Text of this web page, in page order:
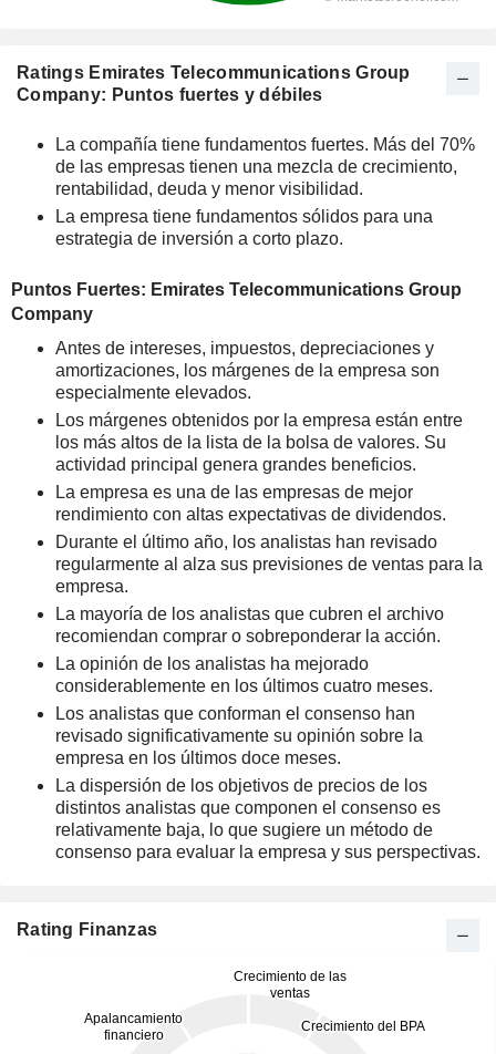
Ratings Emirates Telecommunications Group
Company: Puntos fuertes y débiles
La compañía tiene fundamentos fuertes. Más del 70%
de las empresas tienen una mezcla de crecimiento,
rentabilidad, deuda y menor visibilidad.
La empresa tiene fundamentos sólidos para una
estrategia de inversión a corto plazo.
Puntos Fuertes: Emirates Telecommunications Group
Company
Antes de intereses, impuestos, depreciaciones y
amortizaciones, los márgenes de la empresa son
especialmente elevados.
Los márgenes obtenidos por la empresa están entre
los más altos de la lista de la bolsa de valores. Su
actividad principal genera grandes beneficios.
La empresa es una de las empresas de mejor
rendimiento con altas expectativas de dividendos.
Durante el último año, los analistas han revisado
regularmente al alza sus previsiones de ventas para la
empresa.
La mayoría de los analistas que cubren el archivo
recomiendan comprar o sobreponderar la acción.
La opinión de los analistas ha mejorado
considerablemente en los últimos cuatro meses.
Los analistas que conforman el consenso han
revisado significativamente su opinión sobre la
empresa en los últimos doce meses.
La dispersión de los objetivos de precios de los
distintos analistas que componen el consenso es
relativamente baja, lo que sugiere un método de
consenso para evaluar la empresa y sus perspectivas.
Rating Finanzas